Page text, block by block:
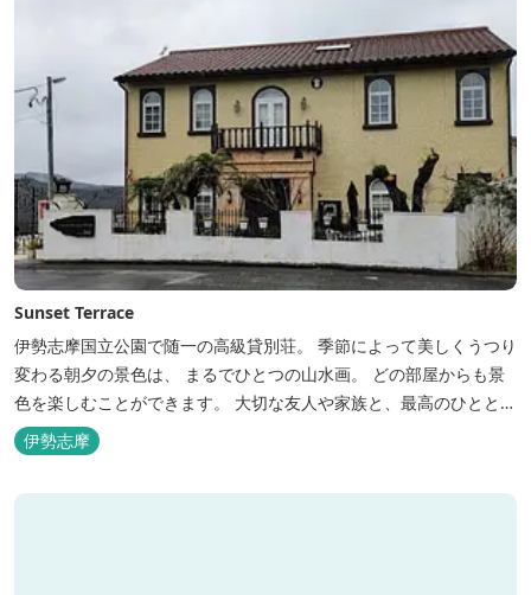
Sunset Terrace
伊勢志摩国立公園で随一の高級貸別荘。 季節によって美しくうつり
変わる朝夕の景色は、 まるでひとつの山水画。 どの部屋からも景
色を楽しむことができます。 大切な友人や家族と、最高のひととき
を。 1日1組限定とさせていただいております。 完全にプライベー
トでご利用いただけます。
伊勢志摩